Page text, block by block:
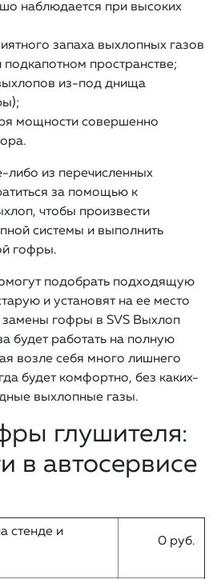
наблюдается при высоких
запаха выхлопных газов
подкапотном пространстве;
из-под днища
мощности совершенно
либо из перечисленных
за помощью к
чтобы произвести
системы и выполнить
гофры.
подобрать подходящую
и установят на ее место
гофры в SVS Выхлоп
будет работать на полную
возле себя много лишнего
будет комфортно, без каких-
выхлопные газы.
глушителя:
в автосервисе
стенде и
0 руб.